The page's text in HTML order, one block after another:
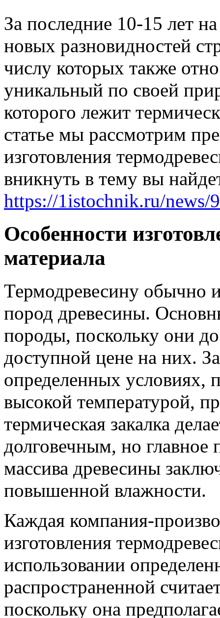
За последние 10-15 лет
новых разновидностей
числу которых также
уникальный по своей
которого лежит
статье мы рассмотрим
изготовления
вникнуть в тему вы
https://1istochnik.ru/news/
Особенности
материала
Термодревесину обычно
пород древесины.
породы, поскольку они
доступной цене на них.
определенных условиях,
высокой температурой,
термическая закалка
долговечным, но главное
массива древесины
повышенной влажности.
Каждая компания-
изготовления
использовании
распространенной
поскольку она